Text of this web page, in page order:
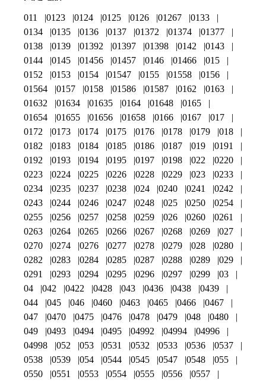
011 0123 0124 0125 0126 01267
0133
0134
0135 0136 0137 01372 01374
01377
0138
0139 01392 01397 01398 0142
0143
0144
0145 01456 01457 0146 01466
015
0152
0153 0154 01547 0155 01558
0156
01564
0157 0158 01586 01587 0162
0163
01632
01634 01635 0164 01648
0165
01654
01655 01656 01658 0166 0167
017
0172
0173 0174 0175 0176 0178 0179
018
0182
0183 0184 0185 0186 0187 019
0191
0192
0193 0194 0195 0197 0198 022
0220
0223
0224 0225 0226 0228 0229 023
0233
0234
0235 0237 0238 024 0240 0241
0242
0243
0244 0246 0247 0248 025 0250
0254
0255
0256 0257 0258 0259 026 0260
0261
0263
0264 0265 0266 0267 0268 0269
027
0270
0274 0276 0277 0278 0279 028
0280
0282
0283 0284 0285 0287 0288 0289
029
0291
0293 0294 0295 0296 0297 0299
03
04
042 0422 0428 043 0436 0438
0439
044
045 046 0460 0463 0465 0466
0467
047
0470 0475 0476 0478 0479 048
0480
049
0493 0494 0495 04992 04994
04996
04998
052 053 0531 0532 0533 0536
0537
0538
0539 054 0544 0545 0547 0548
055
0550
0551 0553 0554 0555 0556
0557